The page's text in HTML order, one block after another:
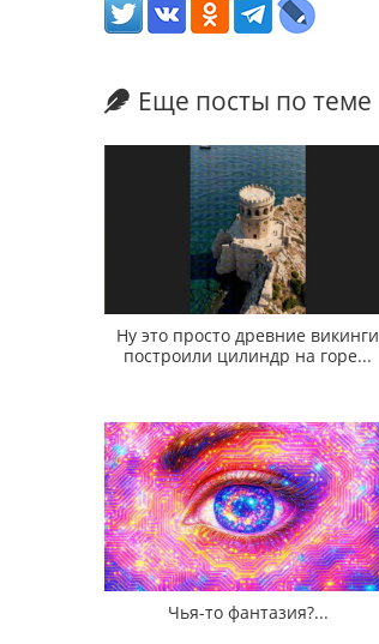
Еще посты по теме
Ну это просто древние викинги
построили цилиндр на горе...
Чья-то фантазия?...